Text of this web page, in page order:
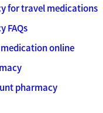
for travel medications
FAQs
online
pharmacy